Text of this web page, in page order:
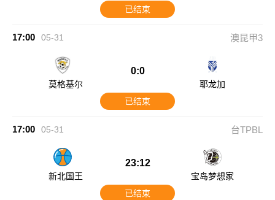
已结束
17:00 05-31 澳昆甲3
莫格基尔
0:0
耶龙加
已结束
17:00 05-31 台TPBL
新北国王
23:12
宝岛梦想家
已结束